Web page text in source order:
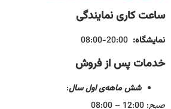
ساعت کاری نمایندگی
نمایشگاه:20:00-08:00
خدمات پس از فروش
شش ماهه‌ی اول سال:
صبح: 12:00 – 08:00